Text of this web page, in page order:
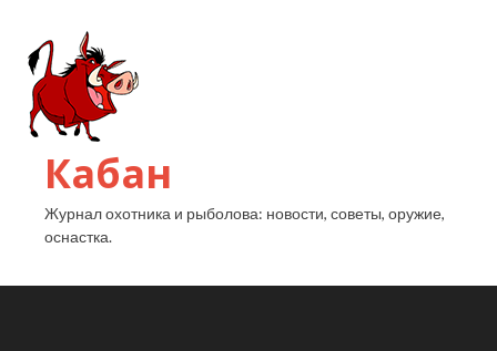
Кабан
Журнал охотника и рыболова: новости, советы, оружие,
оснастка.